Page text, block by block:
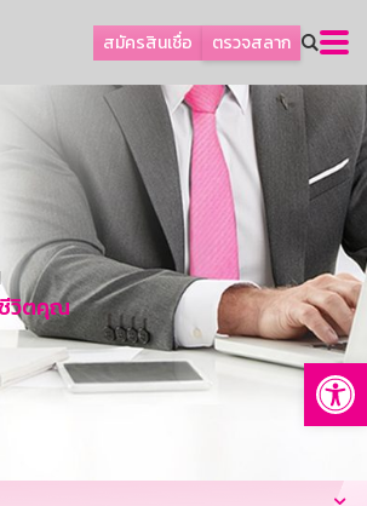
สมัครสินเชื่อ ตรวจสลาก
ายย่อย
ยืน
เงิน
วิตคุณ